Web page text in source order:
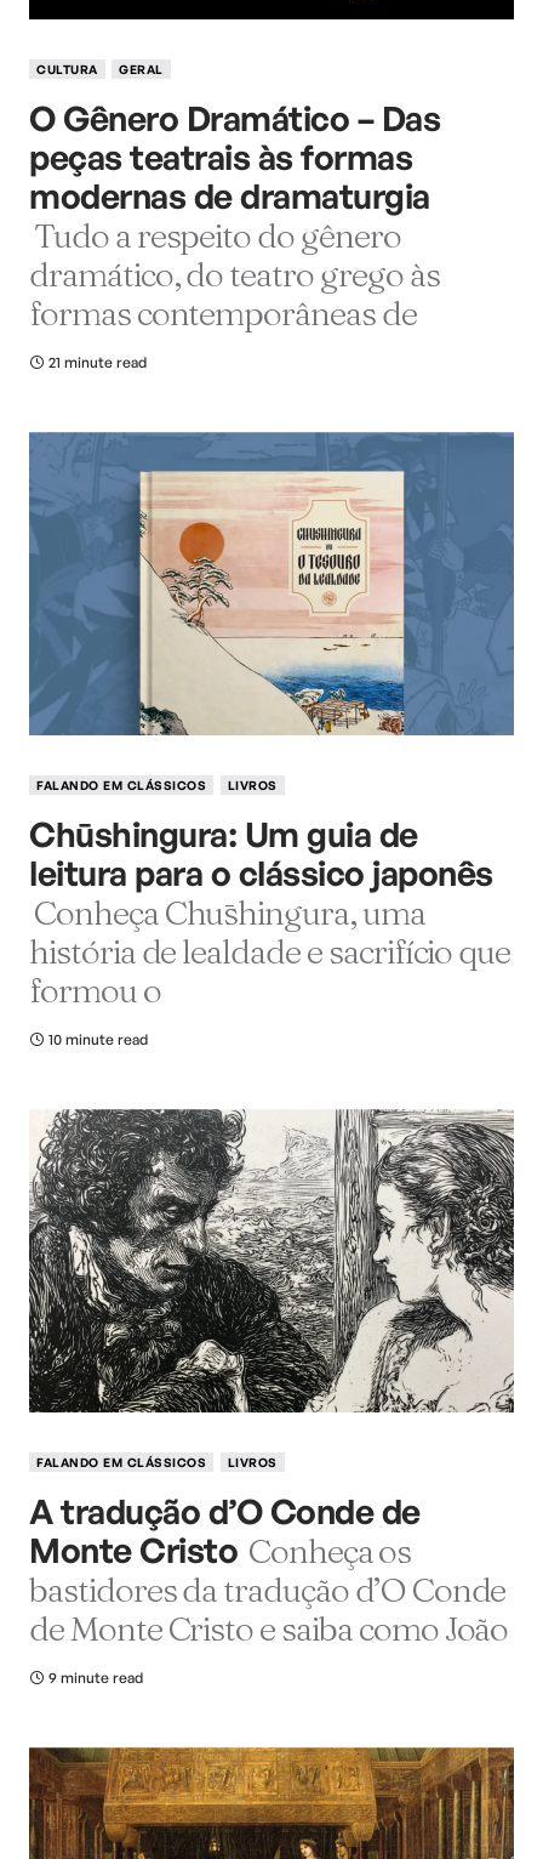
CULTURA GERAL
O Gênero Dramático – Das
peças teatrais às formas
modernas de dramaturgia
Tudo a respeito do gênero
dramático, do teatro grego às
formas contemporâneas de
21 minute read
FALANDO EM CLÁSSICOS LIVROS
Chūshingura: Um guia de
leitura para o clássico japonês
Conheça Chūshingura, uma
história de lealdade e sacrifício que
formou o
10 minute read
FALANDO EM CLÁSSICOS LIVROS
A tradução d’O Conde de
Monte Cristo Conheça os
bastidores da tradução d’O Conde
de Monte Cristo e saiba como João
9 minute read